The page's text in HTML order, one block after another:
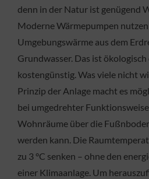
denn in der Natur ist genügend
Moderne Wärmepumpen
Umgebungswärme aus dem
Grundwasser. Das ist
kostengünstig. Was viele nicht
Prinzip der Anlage macht es
bei umgedrehter
Wohnräume über die
werden kann. Die
zu 3 °C senken – ohne den
einer Klimaanlage. Um